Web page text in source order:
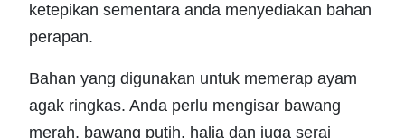
ketepikan sementara anda menyediakan bahan
perapan.
Bahan yang digunakan untuk memerap ayam
agak ringkas. Anda perlu mengisar bawang
merah, bawang putih, halia dan juga serai